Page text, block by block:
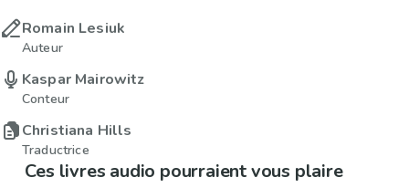
Romain Lesiuk
Auteur
Kaspar Mairowitz
Conteur
Christiana Hills
Traductrice
Ces livres audio pourraient vous plaire